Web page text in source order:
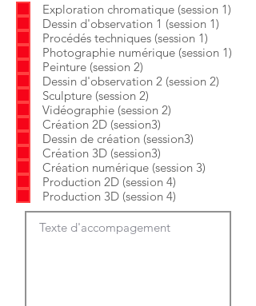
i
r
e
l
i
g
a
t
o
i
r
e
Exploration chromatique (session 1)
Dessin d'observation 1 (session 1)
Procédés techniques (session 1)
Photographie numérique (session 1)
Peinture (session 2)
Dessin d'observation 2 (session 2)
Sculpture (session 2)
Vidéographie (session 2)
Création 2D (session3)
Dessin de création (session3)
Création 3D (session3)
Création numérique (session 3)
Production 2D (session 4)
Production 3D (session 4)
Texte d'accompagement